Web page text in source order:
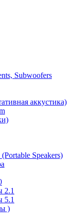
Subwoofers
аккустика)
Speakers)
2.1
5.1
)